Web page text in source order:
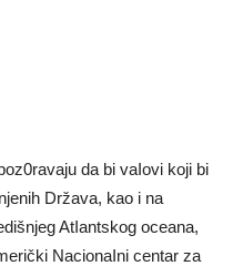
da bi vaIovi koji bi
Država, kao i na
AtIantskog oceana,
NacionaIni centar za